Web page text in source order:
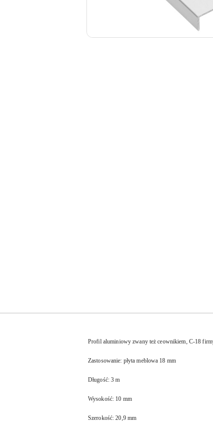
Profil aluminiowy zwany też ceownikiem, C-18
Zastosowanie: płyta meblowa 18 mm
Długość: 3 m
Wysokość: 10 mm
Szerokość: 20,9 mm